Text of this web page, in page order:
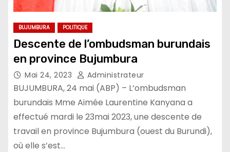
BUJUMBURA POLITIQUE
Descente de l’ombudsman burundais
en province Bujumbura
Mai 24, 2023 Administrateur
BUJUMBURA, 24 mai (ABP) – L’ombudsman
burundais Mme Aimée Laurentine Kanyana a
effectué mardi le 23mai 2023, une descente de
travail en province Bujumbura (ouest du Burundi),
où elle s’est…